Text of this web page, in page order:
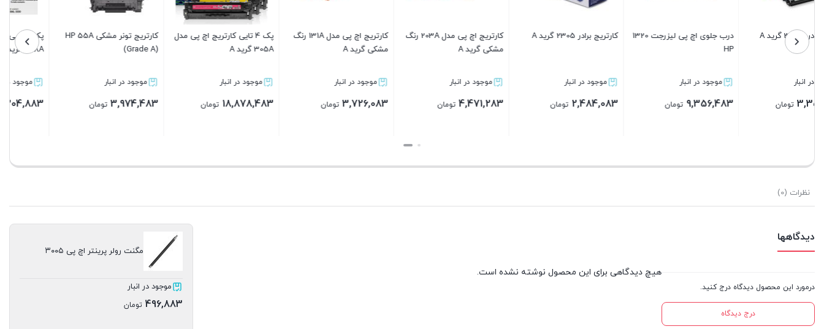
کارتریج اچ پی مدل 203A رنگ
موجود در انبار
4,471,283 تومان
کارتریج اچ پی مدل 131A رنگ
موجود در انبار
3,726,083 تومان
پک 4 تایی کارتریج اچ پی مدل
موجود در انبار
18,878,483 تومان
کارتریج تونر مشکی HP 55A
موجود در انبار
3,974,483 تومان
پک 4 تایی کارتریج اچ پی مدل
موجود در انبار
30,304,883 تومان
کارتریج اچ پی مدل 504A رنگ
موجود در انبار
12,420,083 تومان
فیوزینگ کامل اچ پی مدل 1320
موجود در انبار
11,426,483 تومان
نظرات (0)
دیدگاهها
درمورد این محصول دیدگاه درج کنید.
درج دیدگاه
هیچ دیدگاهی برای این محصول نوشته نشده است.
مگنت رولر پرینتر اچ پی ۳۰۰۵
موجود در انبار
496,883 تومان